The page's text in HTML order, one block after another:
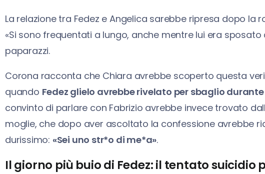
La relazione tra Fedez e Angelica sarebbe ripresa dopo la
«Si sono frequentati a lungo, anche mentre lui era sposato
paparazzi.
Corona racconta che Chiara avrebbe scoperto questa
quando Fedez glielo avrebbe rivelato per sbaglio
convinto di parlare con Fabrizio avrebbe invece trovato
moglie, che dopo aver ascoltato la confessione avrebbe
durissimo: «Sei uno str*o di me*a».
Il giorno più buio di Fedez: il tentato suicidio